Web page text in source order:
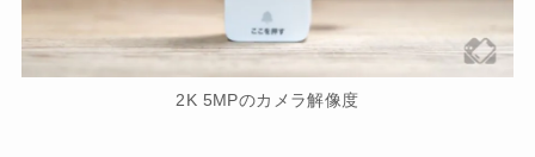
2K 5MPのカメラ解像度